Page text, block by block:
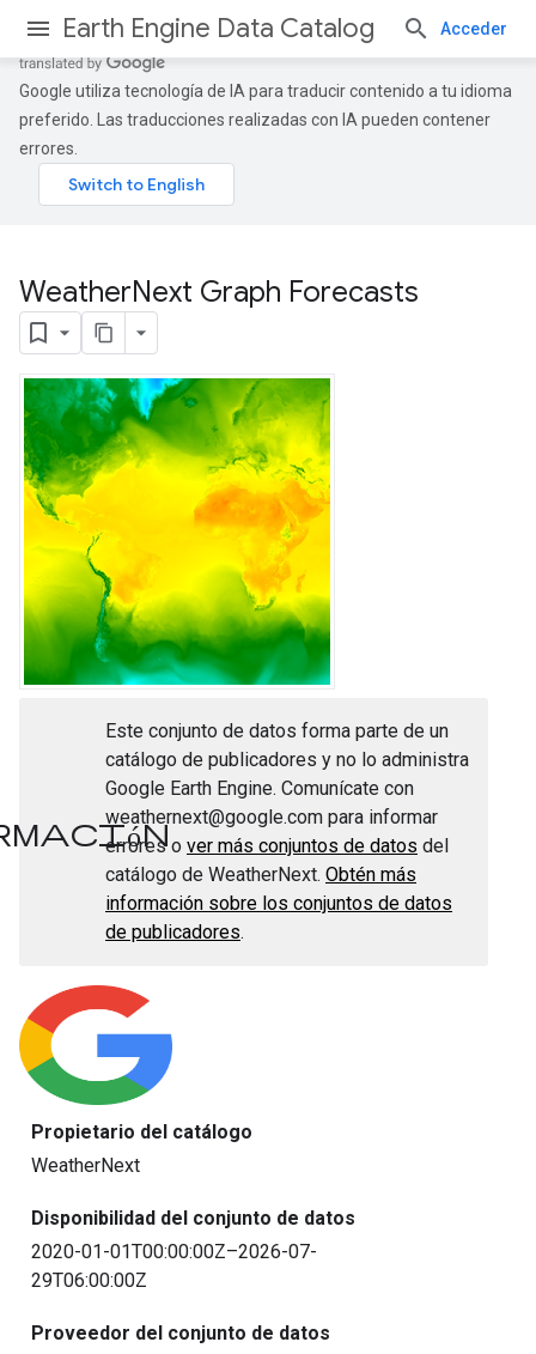
Earth Engine Data Catalog Acceder
Google utiliza tecnología de IA para traducir contenido a tu idioma
preferido. Las traducciones realizadas con IA pueden contener
errores.
WeatherNext Graph Forecasts
Este conjunto de datos forma parte de un
catálogo de publicadores y no lo administra
Google Earth Engine. Comunícate con
weathernext@google.com para informar
errores o ver más conjuntos de datos del
catálogo de WeatherNext. Obtén más
información sobre los conjuntos de datos
de publicadores.
Propietario del catálogo
WeatherNext
Disponibilidad del conjunto de datos
2020-01-01T00:00:00Z–2026-07-
29T06:00:00Z
Proveedor del conjunto de datos